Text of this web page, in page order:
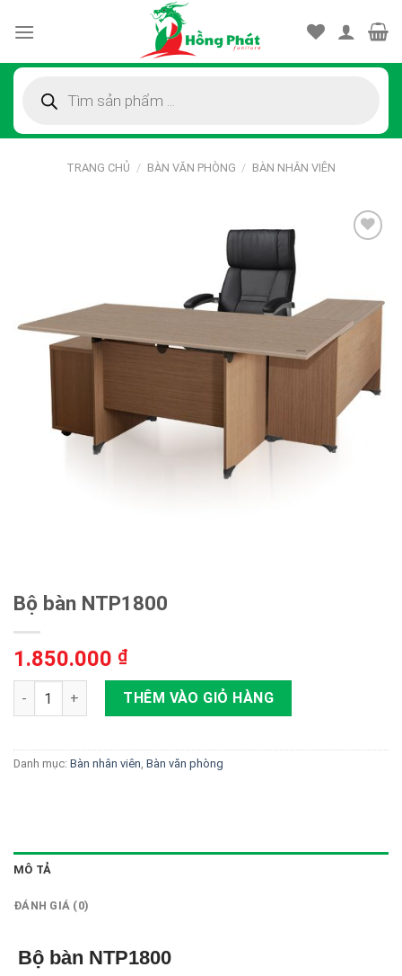
kiếm
TRANG CHỦ / BÀN VĂN PHÒNG / BÀN NHÂN VIÊN
Thêm
thích
Bộ bàn NTP1800
1.850.000 ₫
Bộ bàn NTP1800 số lượngTHÊM VÀO GIỎ HÀNG
Danh mục: Bàn nhân viên Bàn văn phòng
MÔ TẢ
ĐÁNH GIÁ (0)
Bộ bàn NTP1800